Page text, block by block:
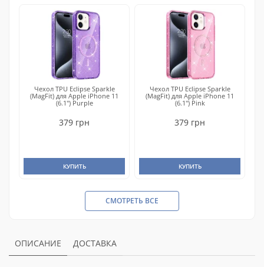
Чехол TPU Eclipse Sparkle
(MagFit) для Apple iPhone 11
(6.1") Purple
379 грн
КУПИТЬ
Чехол TPU Eclipse Sparkle
(MagFit) для Apple iPhone 11
(6.1") Pink
379 грн
КУПИТЬ
СМОТРЕТЬ ВСЕ
ОПИСАНИЕ ДОСТАВКА